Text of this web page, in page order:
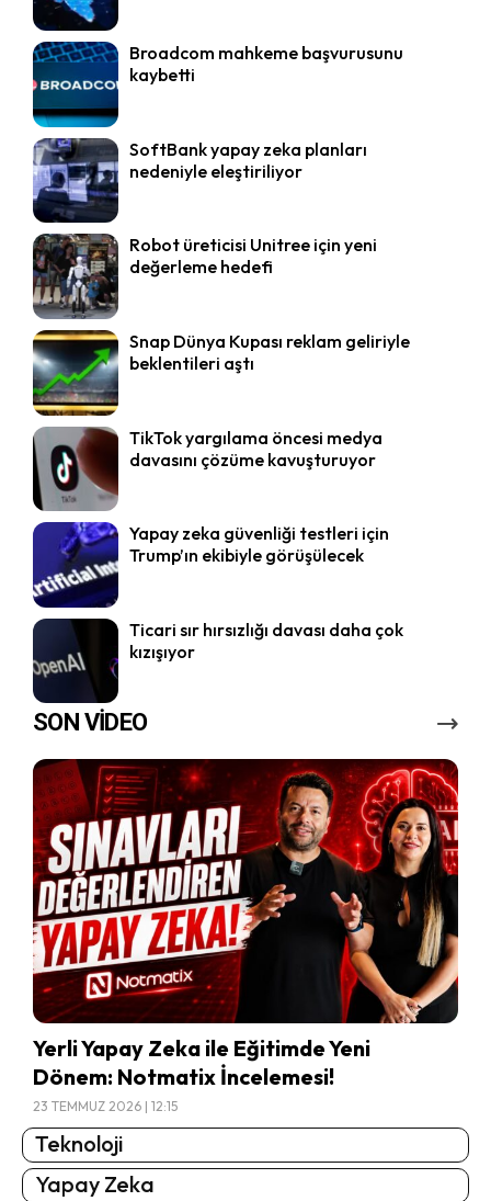
Broadcom mahkeme başvurusunu
kaybetti
SoftBank yapay zeka planları
nedeniyle eleştiriliyor
Robot üreticisi Unitree için yeni
değerleme hedefi
Snap Dünya Kupası reklam geliriyle
beklentileri aştı
TikTok yargılama öncesi medya
davasını çözüme kavuşturuyor
Yapay zeka güvenliği testleri için
Trump’ın ekibiyle görüşülecek
Ticari sır hırsızlığı davası daha çok
kızışıyor
SON VİDEO
Yerli Yapay Zeka ile Eğitimde Yeni
Dönem: Notmatix İncelemesi!
23 TEMMUZ 2026 | 12:15
Teknoloji
Yapay Zeka